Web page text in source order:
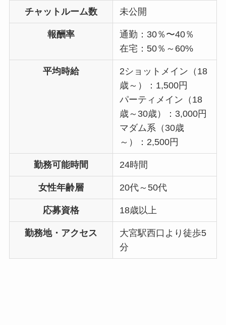
チャットルーム数 未公開
報酬率
通勤：30％〜40％
在宅：50％～60%
平均時給
2ショットメイン（18
歳～）：1,500円
パーティメイン（18
歳～30歳）：3,000円
マダム系（30歳
～）：2,500円
勤務可能時間 24時間
女性年齢層 20代～50代
応募資格 18歳以上
勤務地・アクセス
大宮駅西口より徒歩5
分